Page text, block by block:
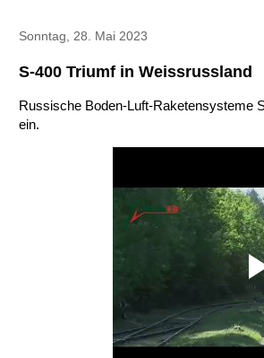
Sonntag, 28. Mai 2023
S-400 Triumf in Weissrussland
Russische Boden-Luft-Raketensysteme
ein.